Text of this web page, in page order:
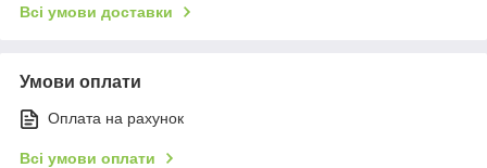
Всі умови доставки
Умови оплати
Оплата на рахунок
Всі умови оплати